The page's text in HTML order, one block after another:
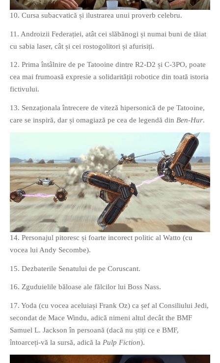
10. Cursa subacvatică și ilustrarea unui proverb celebru.
11. Androizii Federației, atât cei slăbănogi și numai buni de tăiat
cu sabia laser, cât și cei rostogolitori și afurisiți.
12. Prima întâlnire de pe Tatooine dintre R2-D2 și C-3PO, poate
cea mai frumoasă expresie a solidarității robotice din toată istoria
fictivului.
13. Senzaționala întrecere de viteză hipersonică de pe Tatooine,
care se inspiră, dar și omagiază pe cea de legendă din Ben-Hur.
14. Personajul pitoresc și foarte incorect politic al Watto (cu
vocea lui Andy Secombe).
15. Dezbaterile Senatului de pe Coruscant.
16. Zguduielile băloase ale fălcilor lui Boss Nass.
17. Yoda (cu vocea aceluiași Frank Oz) ca șef al Consiliului Jedi,
secondat de Mace Windu, adică nimeni altul decât the BMF
Samuel L. Jackson în persoană (dacă nu știți ce e BMF,
întoarceți-vă la sursă, adică la Pulp Fiction).